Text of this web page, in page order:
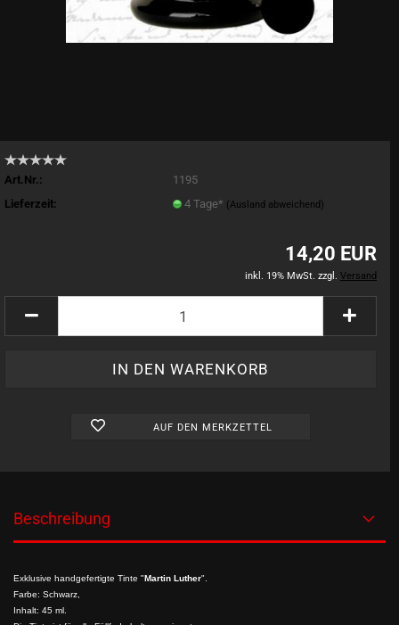
Art.Nr.:
1195
Lieferzeit:
4 Tage* (Ausland abweichend)
14,20 EUR
inkl. 19% MwSt. zzgl. Versand
AUF DEN MERKZETTEL
Beschreibung
Exklusive handgefertigte Tinte "Martin Luther".
Farbe: Schwarz,
Inhalt: 45 ml.